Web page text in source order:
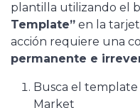
plantilla utilizando el
Template” en la
acción requiere una
permanente e
Busca el template
Market